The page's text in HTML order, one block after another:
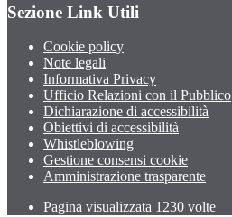
Sezione Link Utili
Cookie policy
Note legali
Informativa Privacy
Ufficio Relazioni con il Pubblico
Dichiarazione di accessibilità
Obiettivi di accessibilità
Whistleblowing
Gestione consensi cookie
Amministrazione trasparente
Pagina visualizzata 1230 volte